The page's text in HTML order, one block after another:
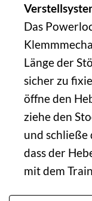
Das
Länge der
sicher zu
öffne den
ziehe den
und schließe
dass der
mit dem